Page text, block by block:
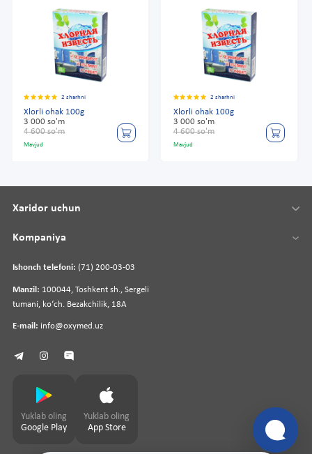
2 sharhni
Xlorli ohak 100g
3 000 so'm
4 600 so'm
Mavjud
2 sharhni
Xlorli ohak 100g
3 000 so'm
4 600 so'm
Mavjud
Ishonch telefoni: (71) 200-03-03
Manzil: 100044, Toshkent sh., Sergeli
tumani, koʻch. Bezakchilik, 18A
E-mail: info@oxymed.uz
Xaridor uchun
Kompaniya
Yuklab oling
Google Play
Yuklab oling
App Store